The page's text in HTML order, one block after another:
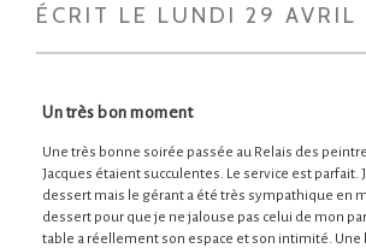
ÉCRIT LE LUNDI 29
Un très bon moment
Une très bonne soirée passée au Relais des
Jacques étaient succulentes. Le service est parfait.
dessert mais le gérant a été très sympathique en
dessert pour que je ne jalouse pas celui de mon
table a réellement son espace et son intimité. Une